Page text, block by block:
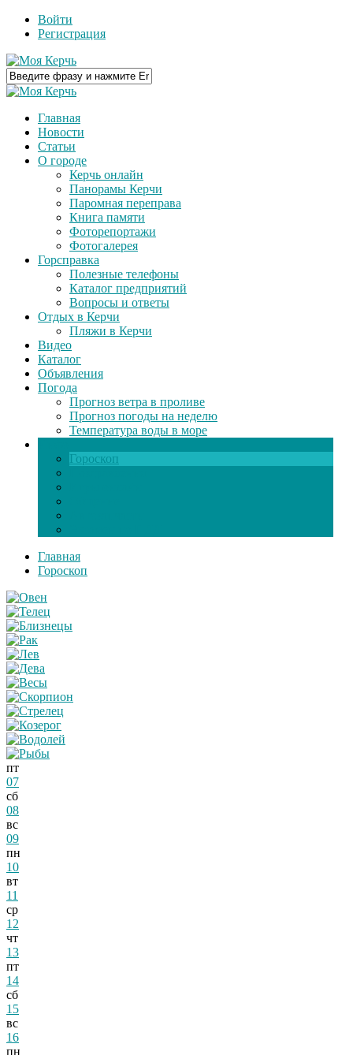
Войти
Регистрация
Главная
Новости
Статьи
О городе
Керчь онлайн
Панорамы Керчи
Паромная переправа
Книга памяти
Фоторепортажи
Фотогалерея
Горсправка
Полезные телефоны
Каталог предприятий
Вопросы и ответы
Отдых в Керчи
Пляжи в Керчи
Видео
Каталог
Объявления
Погода
Прогноз ветра в проливе
Прогноз погоды на неделю
Температура воды в море
Гороскоп
Главная
Гороскоп
пт
07
сб
08
вс
09
пн
10
вт
11
ср
12
чт
13
пт
14
сб
15
вс
16
пн